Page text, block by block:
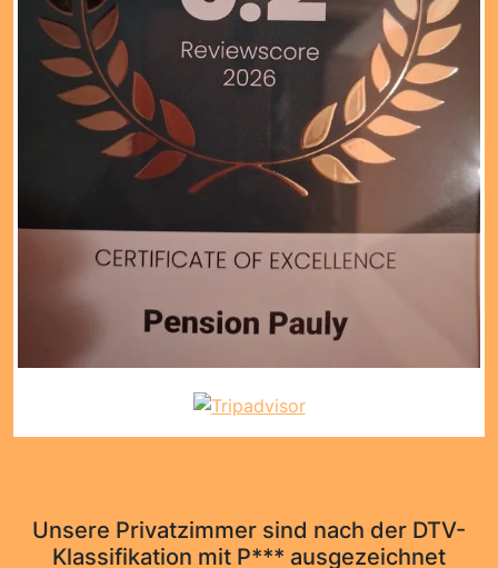
Unsere Privatzimmer sind nach der DTV-
Klassifikation mit P*** ausgezeichnet